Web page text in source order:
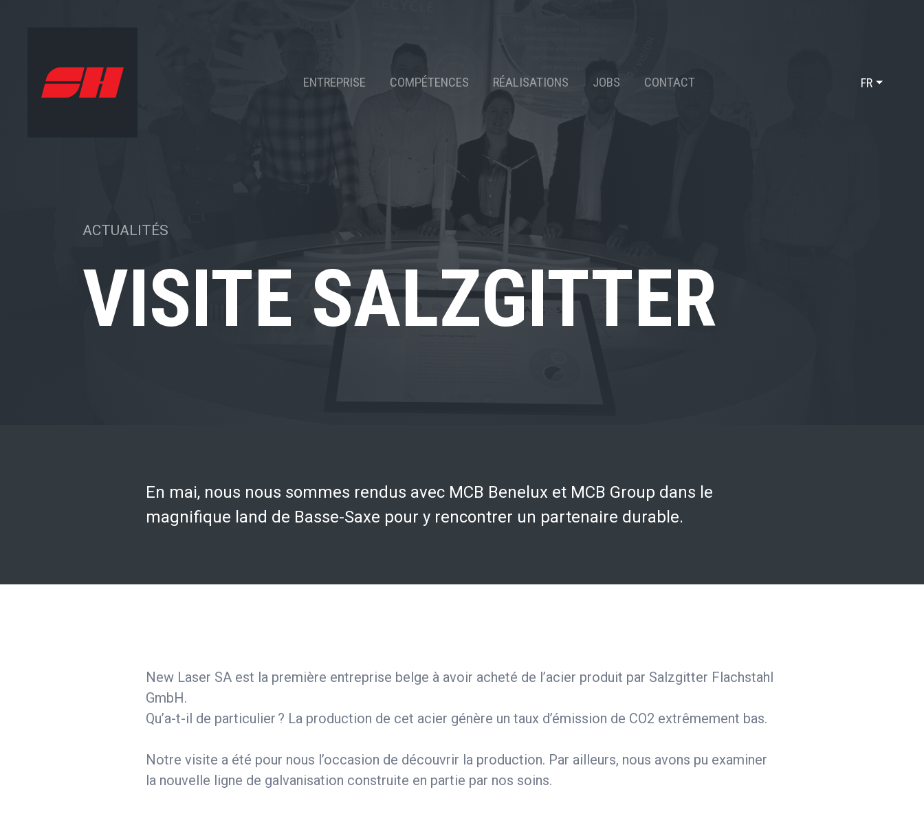
ENTREPRISE COMPÉTENCES RÉALISATIONS JOBS CONTACT
FR
ACTUALITÉS
VISITE SALZGITTER
En mai, nous nous sommes rendus avec MCB Benelux et MCB Group dans le
magnifique land de Basse-Saxe pour y rencontrer un partenaire durable.
New Laser SA est la première entreprise belge à avoir acheté de l’acier produit par Salzgitter Flachstahl
GmbH.
Qu’a-t-il de particulier ? La production de cet acier génère un taux d’émission de CO2 extrêmement bas.
Notre visite a été pour nous l’occasion de découvrir la production. Par ailleurs, nous avons pu examiner
la nouvelle ligne de galvanisation construite en partie par nos soins.